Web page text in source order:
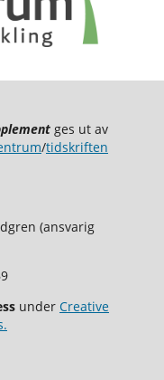
ges ut av
/tidskriften
(ansvarig
under Creative